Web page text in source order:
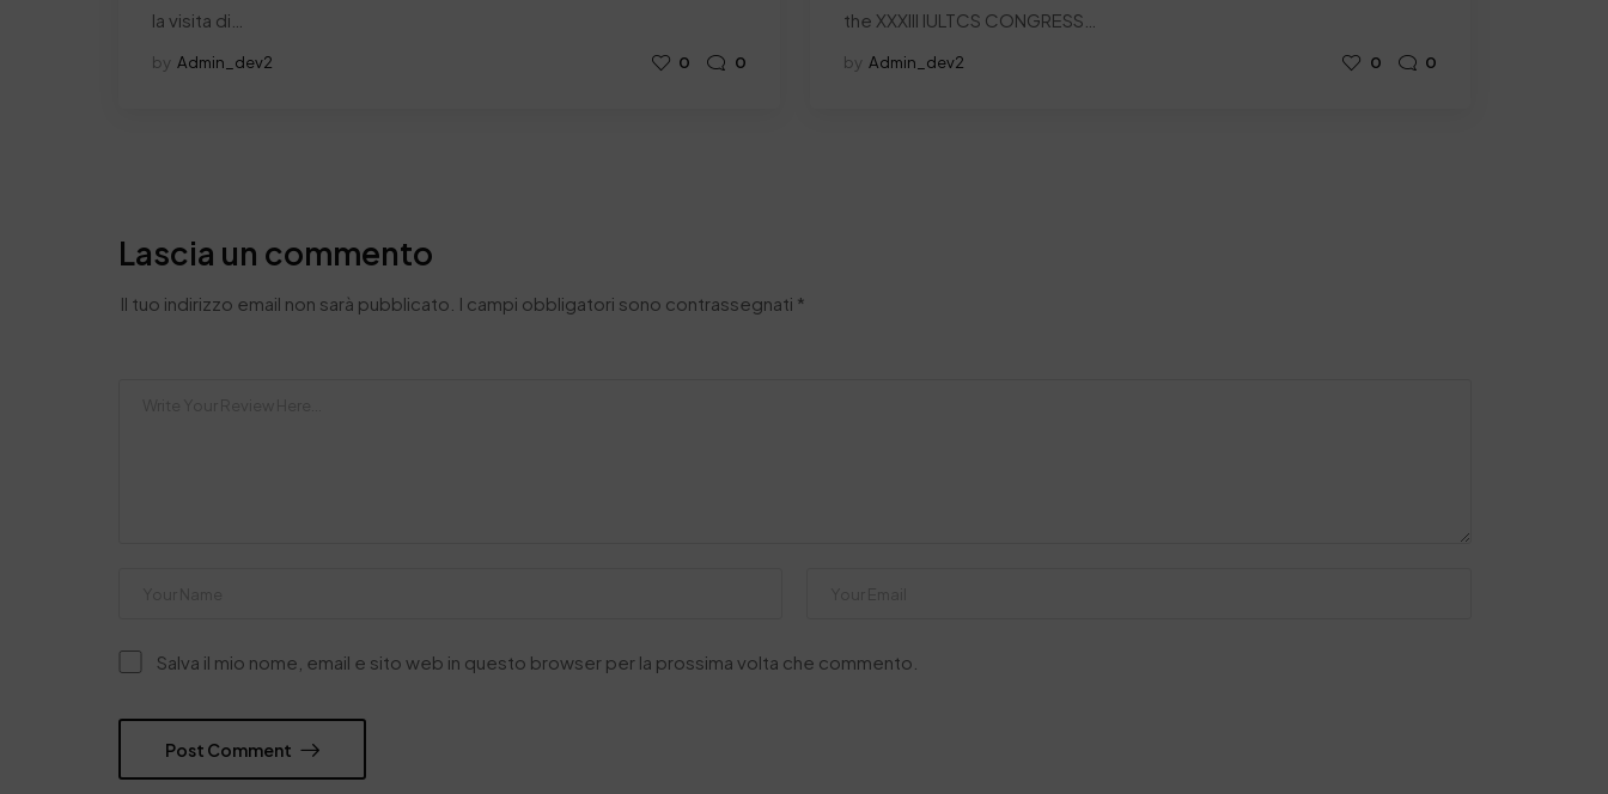
la visita di…
by Admin_dev2 0 0
the XXXIII IULTCS CONGRESS…
by Admin_dev2 0 0
Lascia un commento
Il tuo indirizzo email non sarà pubblicato. I campi obbligatori sono contrassegnati *
Salva il mio nome, email e sito web in questo browser per la prossima volta che commento.
Post Comment